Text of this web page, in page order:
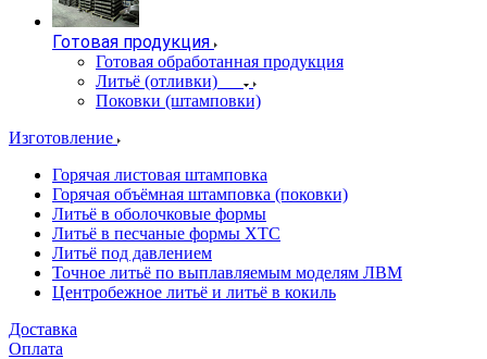
Готовая продукция
Готовая обработанная продукция
Литьё (отливки)
Поковки (штамповки)
Изготовление
Горячая листовая штамповка
Горячая объёмная штамповка (поковки)
Литьё в оболочковые формы
Литьё в песчаные формы ХТС
Литьё под давлением
Точное литьё по выплавляемым моделям ЛВМ
Центробежное литьё и литьё в кокиль
Доставка
Оплата